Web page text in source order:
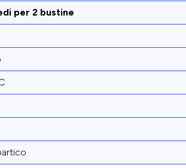
per 2 bustine